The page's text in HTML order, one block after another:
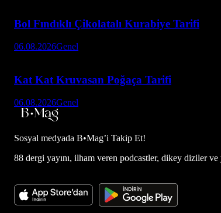
Bol Fındıklı Çikolatalı Kurabiye Tarifi
06.08.2026Genel
Kat Kat Kruvasan Poğaça Tarifi
06.08.2026Genel
Sosyal medyada B•Mag’i Takip Et!
88 dergi yayını, ilham veren podcastler, dikey diziler